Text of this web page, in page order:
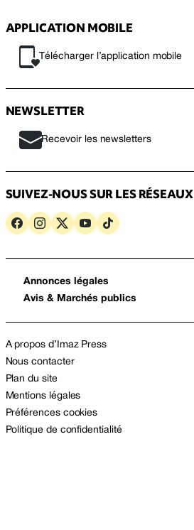
APPLICATION MOBILE
Télécharger l’application mobile
NEWSLETTER
Recevoir les newsletters
SUIVEZ-NOUS SUR LES RÉSEAUX
Annonces légales
Avis & Marchés publics
A propos d’Imaz Press
Nous contacter
Plan du site
Mentions légales
Préférences cookies
Politique de confidentialité